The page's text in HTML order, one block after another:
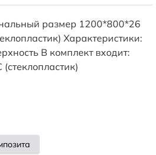
размер 1200*800*26
Характеристики:
В комплект входит: